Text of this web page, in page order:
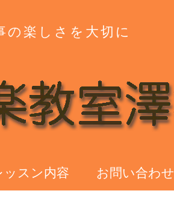
の楽しさを大切に
ッスン内容 お問い合わせ